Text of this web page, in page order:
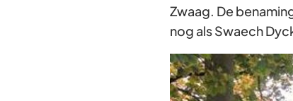
Zwaag. De
nog als Swaech